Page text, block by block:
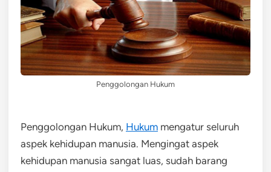
Penggolongan Hukum
Penggolongan Hukum, Hukum mengatur seluruh
aspek kehidupan manusia. Mengingat aspek
kehidupan manusia sangat luas, sudah barang